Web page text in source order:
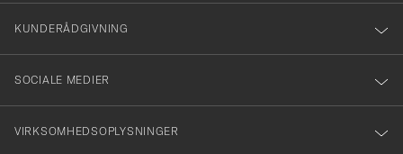
nyhetsbrev!
KUNDERÅDGIVNING
SOCIALE MEDIER
VIRKSOMHEDSOPLYSNINGER